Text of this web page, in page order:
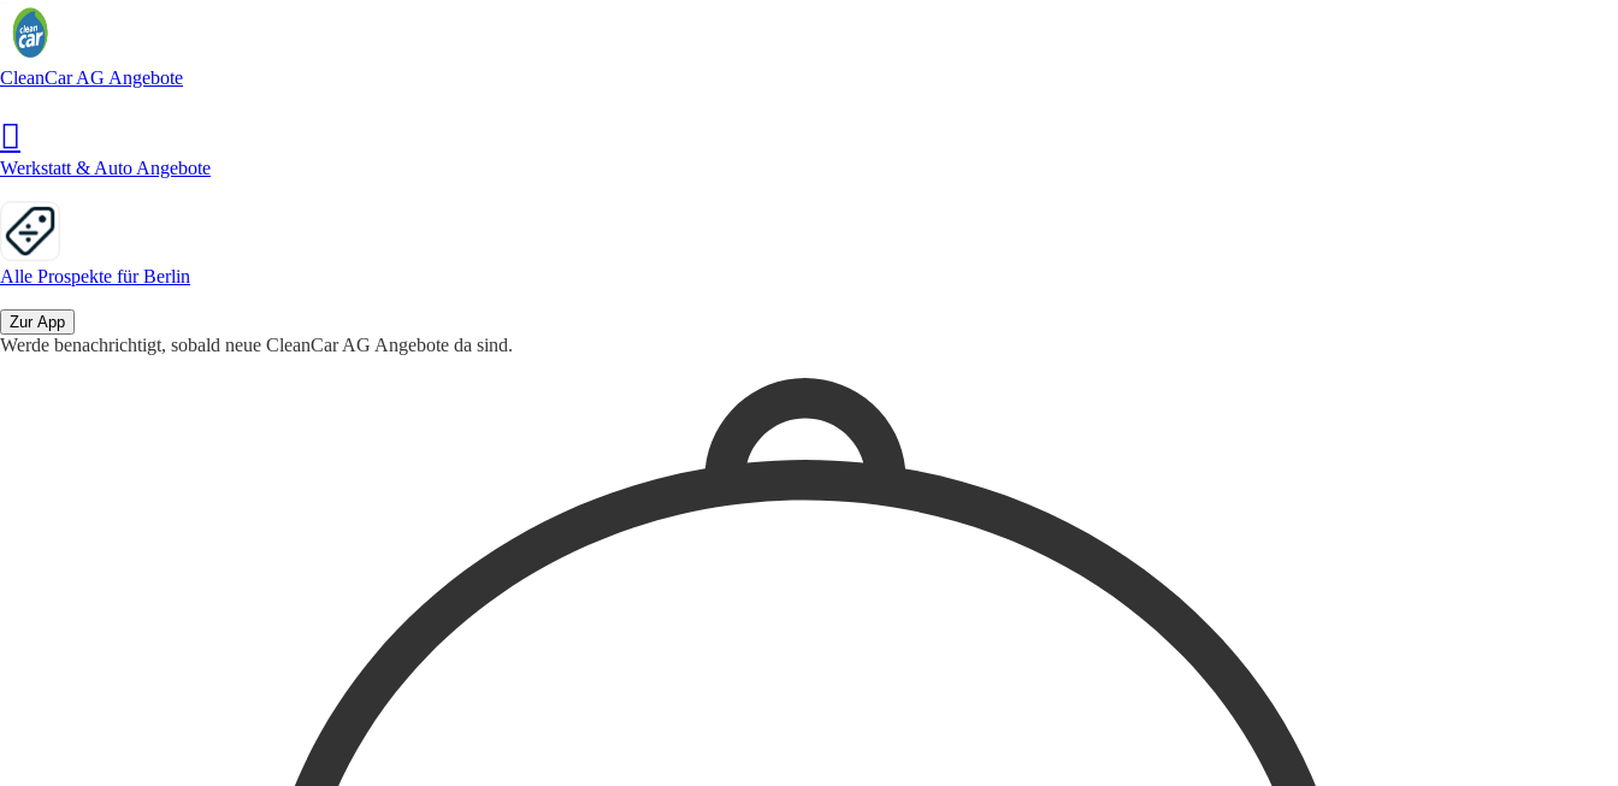
CleanCar AG Angebote
Werkstatt & Auto Angebote
Alle Prospekte für Berlin
Zur App
Werde benachrichtigt, sobald neue CleanCar AG Angebote da sind.